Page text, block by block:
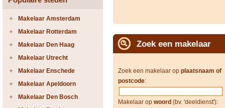
Makelaar Amsterdam
Makelaar Rotterdam
Makelaar Den Haag
Makelaar Utrecht
Makelaar Enschede
Makelaar Apeldoorn
Makelaar Den Bosch
Zoek een makelaar
Zoek een makelaar op plaatsnaam of
postcode:
Makelaar op woord (bv. 'deeldienst'):